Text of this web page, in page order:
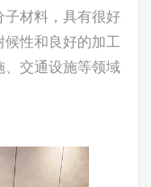
子材料，具有很好
性和良好的加工
、交通设施等领域